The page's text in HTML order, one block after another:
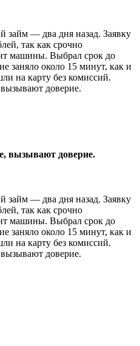
займ — два дня назад. Заявку
так как срочно
машины. Выбрал срок до
заняло около 15 минут, как и
на карту без комиссий.
доверие.
вызывают доверие.
займ — два дня назад. Заявку
так как срочно
машины. Выбрал срок до
заняло около 15 минут, как и
на карту без комиссий.
доверие.